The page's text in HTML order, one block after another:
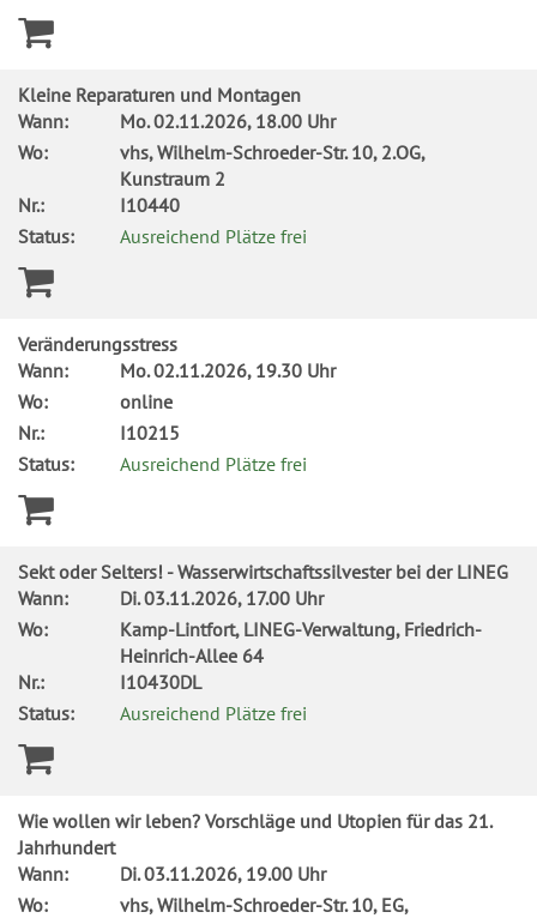
Kleine Reparaturen und Montagen
Wann:
Mo.02.11.2026, 18.00 Uhr
Wo:
vhs, Wilhelm-Schroeder-Str. 10, 2.OG,
Kunstraum 2
Nr.:
I10440
Status:
Ausreichend Plätze frei
Veränderungsstress
Wann:
Mo.02.11.2026, 19.30 Uhr
Wo:
online
Nr.:
I10215
Status:
Ausreichend Plätze frei
Sekt oder Selters! - Wasserwirtschaftssilvester bei der LINEG
Wann:
Di.03.11.2026, 17.00 Uhr
Wo:
Kamp-Lintfort, LINEG-Verwaltung, Friedrich-
Heinrich-Allee 64
Nr.:
I10430DL
Status:
Ausreichend Plätze frei
Wie wollen wir leben? Vorschläge und Utopien für das 21.
Jahrhundert
Wann:
Di.03.11.2026, 19.00 Uhr
Wo:
vhs, Wilhelm-Schroeder-Str. 10, EG,